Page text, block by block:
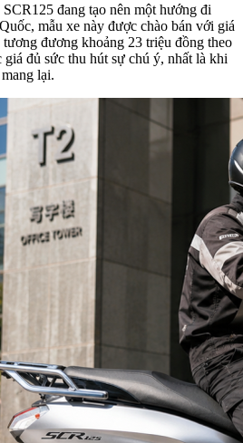
đang tạo nên một hướng đi
mẫu xe này được chào bán với giá
đương khoảng 23 triệu đồng theo
đủ sức thu hút sự chú ý, nhất là khi
lại.